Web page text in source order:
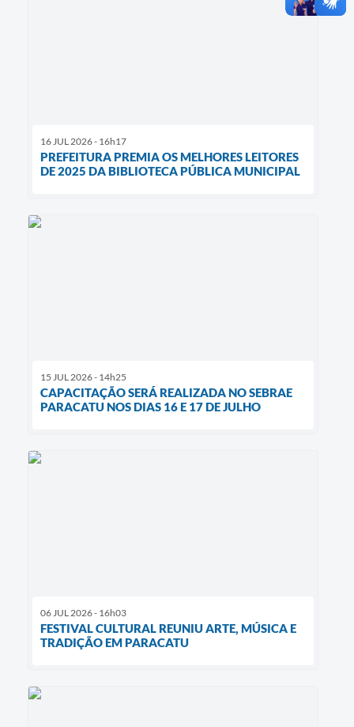
16 JUL 2026 - 16h17
PREFEITURA PREMIA OS MELHORES LEITORES
DE 2025 DA BIBLIOTECA PÚBLICA MUNICIPAL
15 JUL 2026 - 14h25
CAPACITAÇÃO SERÁ REALIZADA NO SEBRAE
PARACATU NOS DIAS 16 E 17 DE JULHO
06 JUL 2026 - 16h03
FESTIVAL CULTURAL REUNIU ARTE, MÚSICA E
TRADIÇÃO EM PARACATU